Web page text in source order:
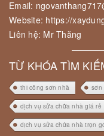
Email:
Website: https://
Liên hệ: Mr Thăng
TỪ KHÓA TÌM
thi công sơn nhà sơn
dịch vụ sửa chữa nhà giá rẻ
dịch vụ sửa chữa nhà trọn